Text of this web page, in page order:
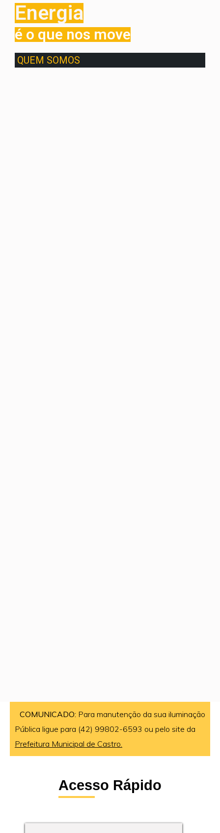
Energia
é o que nos move
QUEM SOMOS
COMUNICADO: Para manutenção da sua iluminação
Pública ligue para (42) 99802-6593 ou pelo site da
Prefeitura Municipal de Castro.
Acesso Rápido